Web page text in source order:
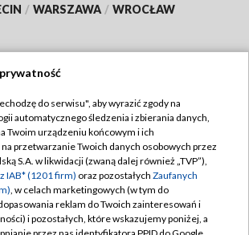
/ WARSZAWA / WROCŁAW
TVP
TVP
Cyfrowa
Regulamin TVP
Polityka prywatności
Moje zgody
Pomoc
do serwisu", aby wyrazić zgody na
automatycznego śledzenia i zbierania danych,
Twoim urządzeniu końcowym i ich
przetwarzanie Twoich danych osobowych przez
S.A. w likwidacji (zwaną dalej również „TVP”),
IAB* (1201 firm) oraz pozostałych Zaufanych
, w celach marketingowych (w tym do
reklam do Twoich zainteresowań i
i pozostałych, które wskazujemy poniżej, a